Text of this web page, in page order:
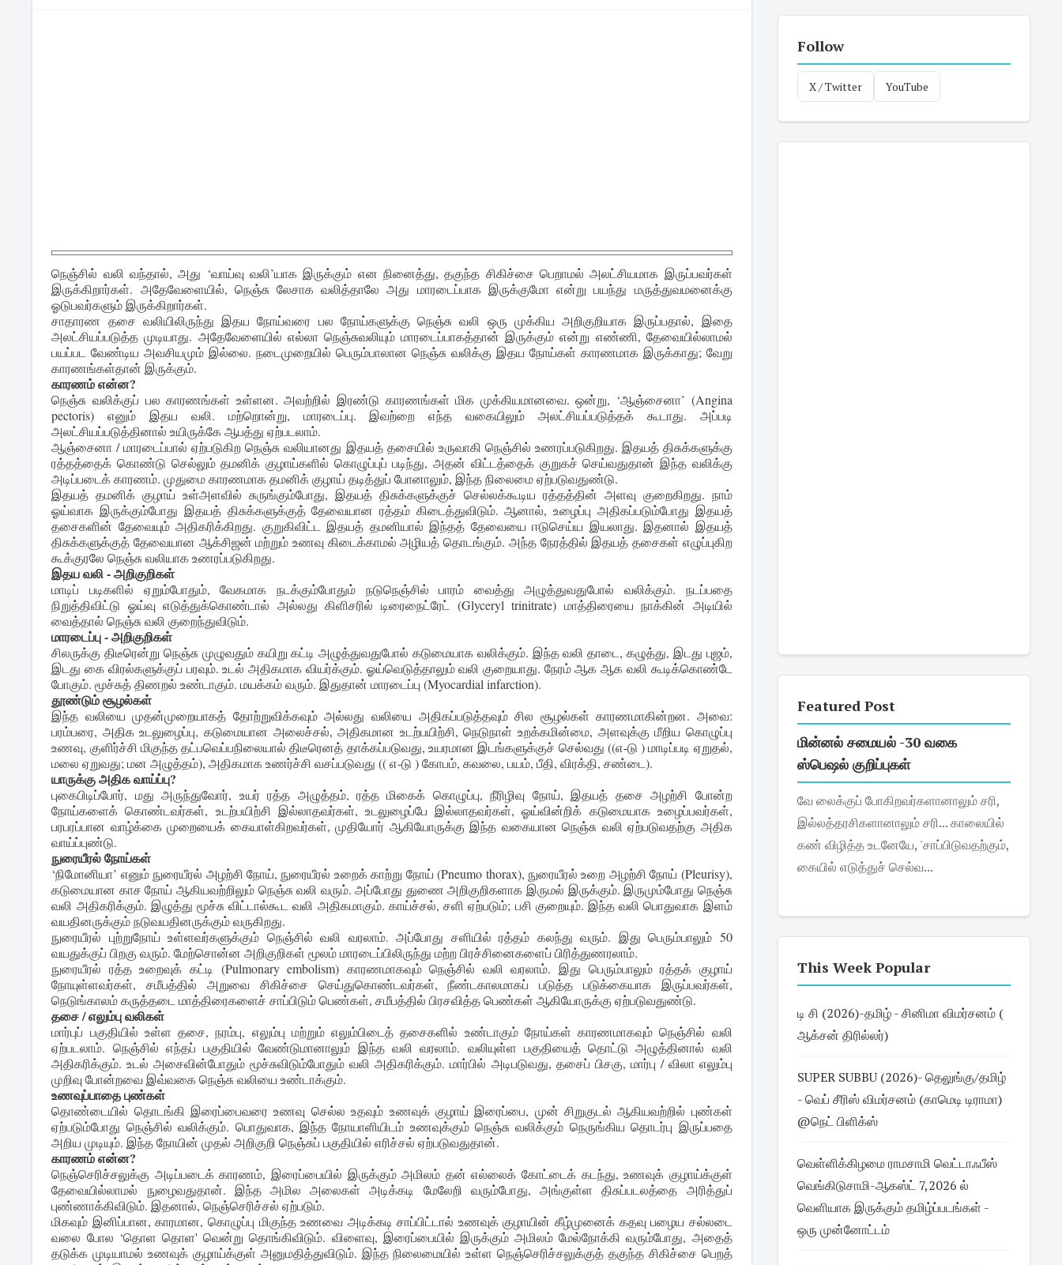
நெஞ்சில் வலி வந்தால், அது ‘வாய்வு வலி’யாக இருக்கும் என நினைத்து, தகுந்த சிகிச்சை பெறாமல் அலட்சியமாக இருப்பவர்கள்
இருக்கிறார்கள். அதேவேளையில், நெஞ்சு லேசாக வலித்தாலே அது மாரடைப்பாக இருக்குமோ என்று பயந்து மருத்துவமனைக்கு
ஓடுபவர்களும் இருக்கிறார்கள்.
சாதாரண தசை வலியிலிருந்து இதய நோய்வரை பல நோய்களுக்கு நெஞ்சு வலி ஒரு முக்கிய அறிகுறியாக இருப்பதால், இதை
அலட்சியப்படுத்த முடியாது. அதேவேளையில் எல்லா நெஞ்சுவலியும் மாரடைப்பாகத்தான் இருக்கும் என்று எண்ணி, தேவையில்லாமல்
பயப்பட வேண்டிய அவசியமும் இல்லை. நடைமுறையில் பெரும்பாலான நெஞ்சு வலிக்கு இதய நோய்கள் காரணமாக இருக்காது; வேறு
காரணங்கள்தான் இருக்கும்.
காரணம் என்ன?
நெஞ்சு வலிக்குப் பல காரணங்கள் உள்ளன. அவற்றில் இரண்டு காரணங்கள் மிக முக்கியமானவை. ஒன்று, ‘ஆஞ்சைனா’ (Angina
pectoris) எனும் இதய வலி. மற்றொன்று, மாரடைப்பு. இவற்றை எந்த வகையிலும் அலட்சியப்படுத்தக் கூடாது. அப்படி
அலட்சியப்படுத்தினால் உயிருக்கே ஆபத்து ஏற்படலாம்.
ஆஞ்சைனா / மாரடைப்பால் ஏற்படுகிற நெஞ்சு வலியானது இதயத் தசையில் உருவாகி நெஞ்சில் உணரப்படுகிறது. இதயத் திசுக்களுக்கு
ரத்தத்தைக் கொண்டு செல்லும் தமனிக் குழாய்களில் கொழுப்புப் படிந்து, அதன் விட்டத்தைக் குறுகச் செய்வதுதான் இந்த வலிக்கு
அடிப்படைக் காரணம். முதுமை காரணமாக தமனிக் குழாய் தடித்துப் போனாலும், இந்த நிலைமை ஏற்படுவதுண்டு.
இதயத் தமனிக் குழாய் உள்அளவில் சுருங்கும்போது, இதயத் திசுக்களுக்குச் செல்லக்கூடிய ரத்தத்தின் அளவு குறைகிறது. நாம்
ஓய்வாக இருக்கும்போது இதயத் திசுக்களுக்குத் தேவையான ரத்தம் கிடைத்துவிடும். ஆனால், உழைப்பு அதிகப்படும்போது இதயத்
தசைகளின் தேவையும் அதிகரிக்கிறது. குறுகிவிட்ட இதயத் தமனியால் இந்தத் தேவையை ஈடுசெய்ய இயலாது. இதனால் இதயத்
திசுக்களுக்குத் தேவையான ஆக்சிஜன் மற்றும் உணவு கிடைக்காமல் அழியத் தொடங்கும். அந்த நேரத்தில் இதயத் தசைகள் எழுப்புகிற
கூக்குரலே நெஞ்சு வலியாக உணரப்படுகிறது.
இதய வலி - அறிகுறிகள்
மாடிப் படிகளில் ஏறும்போதும், வேகமாக நடக்கும்போதும் நடுநெஞ்சில் பாரம் வைத்து அழுத்துவதுபோல் வலிக்கும். நடப்பதை
நிறுத்திவிட்டு ஓய்வு எடுத்துக்கொண்டால் அல்லது கிளிசரில் டிரைநைட்ரேட் (Glyceryl trinitrate) மாத்திரையை நாக்கின் அடியில்
வைத்தால் நெஞ்சு வலி குறைந்துவிடும்.
மாரடைப்பு - அறிகுறிகள்
சிலருக்கு திடீரென்று நெஞ்சு முழுவதும் கயிறு கட்டி அழுத்துவதுபோல் கடுமையாக வலிக்கும். இந்த வலி தாடை, கழுத்து, இடது புஜம்,
இடது கை விரல்களுக்குப் பரவும். உடல் அதிகமாக வியர்க்கும். ஓய்வெடுத்தாலும் வலி குறையாது. நேரம் ஆக ஆக வலி கூடிக்கொண்டே
போகும். மூச்சுத் திணறல் உண்டாகும். மயக்கம் வரும். இதுதான் மாரடைப்பு (Myocardial infarction).
தூண்டும் சூழல்கள்
இந்த வலியை முதன்முறையாகத் தோற்றுவிக்கவும் அல்லது வலியை அதிகப்படுத்தவும் சில சூழல்கள் காரணமாகின்றன. அவை:
பரம்பரை, அதிக உடலுழைப்பு, கடுமையான அலைச்சல், அதிகமான உடற்பயிற்சி, நெடுநாள் உறக்கமின்மை, அளவுக்கு மீறிய கொழுப்பு
உணவு, குளிர்ச்சி மிகுந்த தட்பவெப்பநிலையால் திடீரெனத் தாக்கப்படுவது, உயரமான இடங்களுக்குச் செல்வது ((எ-டு ) மாடிப்படி ஏறுதல்,
மலை ஏறுவது; மன அழுத்தம்), அதிகமாக உணர்ச்சி வசப்படுவது (( எ-டு ) கோபம், கவலை, பயம், பீதி, விரக்தி, சண்டை).
யாருக்கு அதிக வாய்ப்பு?
புகைபிடிப்போர், மது அருந்துவோர், உயர் ரத்த அழுத்தம், ரத்த மிகைக் கொழுப்பு, நீரிழிவு நோய், இதயத் தசை அழற்சி போன்ற
நோய்களைக் கொண்டவர்கள், உடற்பயிற்சி இல்லாதவர்கள், உடலுழைப்பே இல்லாதவர்கள், ஓய்வின்றிக் கடுமையாக உழைப்பவர்கள்,
பரபரப்பான வாழ்க்கை முறையைக் கையாள்கிறவர்கள், முதியோர் ஆகியோருக்கு இந்த வகையான நெஞ்சு வலி ஏற்படுவதற்கு அதிக
வாய்ப்புண்டு.
நுரையீரல் நோய்கள்
‘நிமோனியா’ எனும் நுரையீரல் அழற்சி நோய், நுரையீரல் உறைக் காற்று நோய் (Pneumo thorax), நுரையீரல் உறை அழற்சி நோய் (Pleurisy),
கடுமையான காச நோய் ஆகியவற்றிலும் நெஞ்சு வலி வரும். அப்போது துணை அறிகுறிகளாக இருமல் இருக்கும். இருமும்போது நெஞ்சு
வலி அதிகரிக்கும். இழுத்து மூச்சு விட்டால்கூட வலி அதிகமாகும். காய்ச்சல், சளி ஏற்படும்; பசி குறையும். இந்த வலி பொதுவாக இளம்
வயதினருக்கும் நடுவயதினருக்கும் வருகிறது.
நுரையீரல் புற்றுநோய் உள்ளவர்களுக்கும் நெஞ்சில் வலி வரலாம். அப்போது சளியில் ரத்தம் கலந்து வரும். இது பெரும்பாலும் 50
வயதுக்குப் பிறகு வரும். மேற்சொன்ன அறிகுறிகள் மூலம் மாரடைப்பிலிருந்து மற்ற பிரச்சினைகளைப் பிரித்துணரலாம்.
நுரையீரல் ரத்த உறைவுக் கட்டி (Pulmonary embolism) காரணமாகவும் நெஞ்சில் வலி வரலாம். இது பெரும்பாலும் ரத்தக் குழாய்
நோயுள்ளவர்கள், சமீபத்தில் அறுவை சிகிச்சை செய்துகொண்டவர்கள், நீண்டகாலமாகப் படுத்த படுக்கையாக இருப்பவர்கள்,
நெடுங்காலம் கருத்தடை மாத்திரைகளைச் சாப்பிடும் பெண்கள், சமீபத்தில் பிரசவித்த பெண்கள் ஆகியோருக்கு ஏற்படுவதுண்டு.
தசை / எலும்பு வலிகள்
மார்புப் பகுதியில் உள்ள தசை, நரம்பு, எலும்பு மற்றும் எலும்பிடைத் தசைகளில் உண்டாகும் நோய்கள் காரணமாகவும் நெஞ்சில் வலி
ஏற்படலாம். நெஞ்சில் எந்தப் பகுதியில் வேண்டுமானாலும் இந்த வலி வரலாம். வலியுள்ள பகுதியைத் தொட்டு அழுத்தினால் வலி
அதிகரிக்கும். உடல் அசைவின்போதும் மூச்சுவிடும்போதும் வலி அதிகரிக்கும். மார்பில் அடிபடுவது, தசைப் பிசகு, மார்பு / விலா எலும்பு
முறிவு போன்றவை இவ்வகை நெஞ்சு வலியை உண்டாக்கும்.
உணவுப்பாதை புண்கள்
தொண்டையில் தொடங்கி இரைப்பைவரை உணவு செல்ல உதவும் உணவுக் குழாய் இரைப்பை, முன் சிறுகுடல் ஆகியவற்றில் புண்கள்
ஏற்படும்போது நெஞ்சில் வலிக்கும். பொதுவாக, இந்த நோயாளியிடம் உணவுக்கும் நெஞ்சு வலிக்கும் நெருங்கிய தொடர்பு இருப்பதை
அறிய முடியும். இந்த நோயின் முதல் அறிகுறி நெஞ்சுப் பகுதியில் எரிச்சல் ஏற்படுவதுதான்.
காரணம் என்ன?
நெஞ்செரிச்சலுக்கு அடிப்படைக் காரணம், இரைப்பையில் இருக்கும் அமிலம் தன் எல்லைக் கோட்டைக் கடந்து, உணவுக் குழாய்க்குள்
தேவையில்லாமல் நுழைவதுதான். இந்த அமில அலைகள் அடிக்கடி மேலேறி வரும்போது, அங்குள்ள திசுப்படலத்தை அரித்துப்
புண்ணாக்கிவிடும். இதனால், நெஞ்செரிச்சல் ஏற்படும்.
மிகவும் இனிப்பான, காரமான, கொழுப்பு மிகுந்த உணவை அடிக்கடி சாப்பிட்டால் உணவுக் குழாயின் கீழ்முனைக் கதவு பழைய சல்லடை
வலை போல ‘தொள தொள' வென்று தொங்கிவிடும். விளைவு, இரைப்பையில் இருக்கும் அமிலம் மேல்நோக்கி வரும்போது, அதைத்
தடுக்க முடியாமல் உணவுக் குழாய்க்குள் அனுமதித்துவிடும். இந்த நிலைமையில் உள்ள நெஞ்செரிச்சலுக்குத் தகுந்த சிகிச்சை பெறத்
Follow
X / Twitter YouTube
Featured Post
மின்னல் சமையல் -30 வகை
ஸ்பெஷல் குறிப்புகள்
வே லைக்குப் போகிறவர்களானாலும் சரி,
இல்லத்தரசிகளானாலும் சரி... காலையில்
கண் விழித்த உடனேயே, 'சாப்பிடுவதற்கும்,
கையில் எடுத்துச் செல்வ...
This Week Popular
டி சி (2026)-தமிழ் - சினிமா விமர்சனம் (
ஆக்சன் திரில்லர்)
SUPER SUBBU (2026)- தெலுங்கு/தமிழ்
- வெப் சீரிஸ் விமர்சனம் (காமெடி டிராமா)
@நெட் பிளிக்ஸ்
வெள்ளிக்கிழமை ராமசாமி வெட்டாஃபீஸ்
வெங்கிடுசாமி-ஆகஸ்ட் 7,2026 ல்
வெளியாக இருக்கும் தமிழ்ப்படங்கள் -
ஒரு முன்னோட்டம்